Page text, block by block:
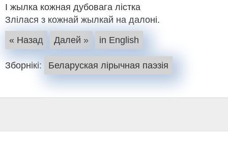
I жылка кожная дубовага лістка
Злілася з кожнай жылкай на далоні.
« Назад
Далей » in English
Зборнікі: Беларуская лірычная паэзія